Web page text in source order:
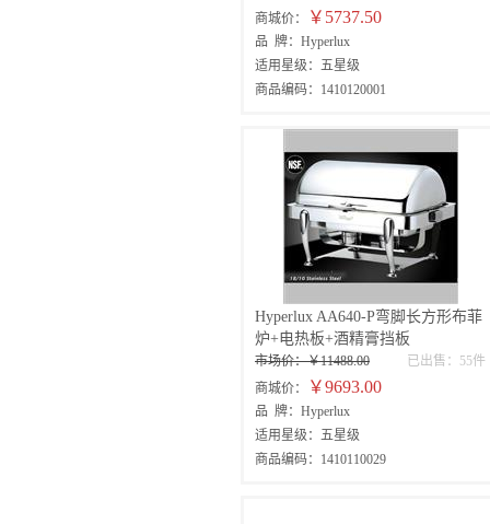
商城价：
￥5737.50
品 牌：Hyperlux
适用星级：五星级
商品编码：1410120001
Hyperlux AA640-P弯脚长方形布菲
炉+电热板+酒精膏挡板
已出售：55件
市场价：￥11488.00
商城价：
￥9693.00
品 牌：Hyperlux
适用星级：五星级
商品编码：1410110029